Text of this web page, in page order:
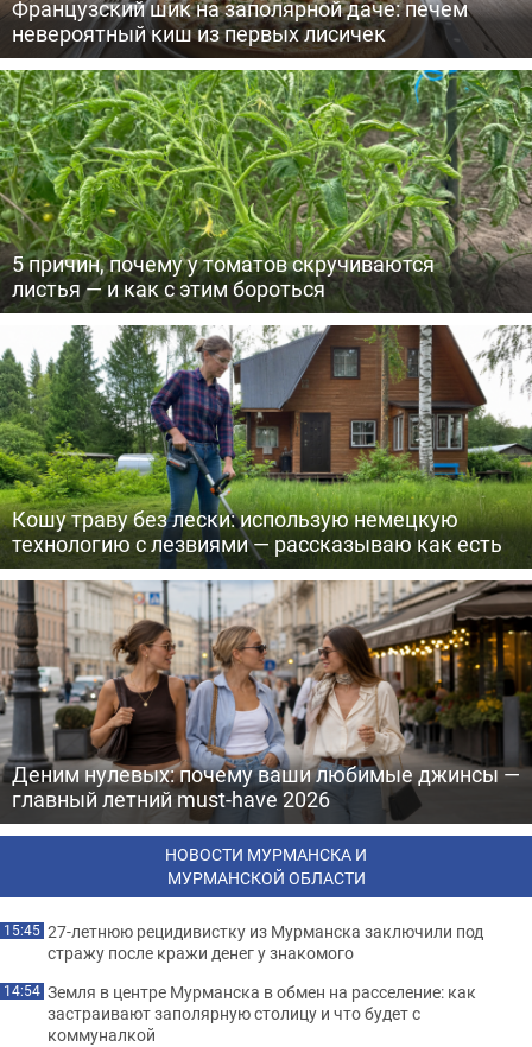
Французский шик на заполярной даче: печем
невероятный киш из первых лисичек
5 причин, почему у томатов скручиваются
листья — и как с этим бороться
Кошу траву без лески: использую немецкую
технологию с лезвиями — рассказываю как есть
Деним нулевых: почему ваши любимые джинсы —
главный летний must-have 2026
НОВОСТИ МУРМАНСКА И
МУРМАНСКОЙ ОБЛАСТИ
15:45 27-летнюю рецидивистку из Мурманска заключили под
стражу после кражи денег у знакомого
14:54 Земля в центре Мурманска в обмен на расселение: как
застраивают заполярную столицу и что будет с
коммуналкой